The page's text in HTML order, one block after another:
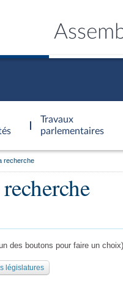
Travaux
parlementaires
recherche
des boutons pour faire un choix)
législatures